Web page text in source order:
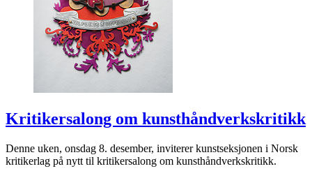
Kritikersalong om kunsthåndverkskritikk
Denne uken, onsdag 8. desember, inviterer kunstseksjonen i Norsk
kritikerlag på nytt til kritikersalong om kunsthåndverkskritikk.